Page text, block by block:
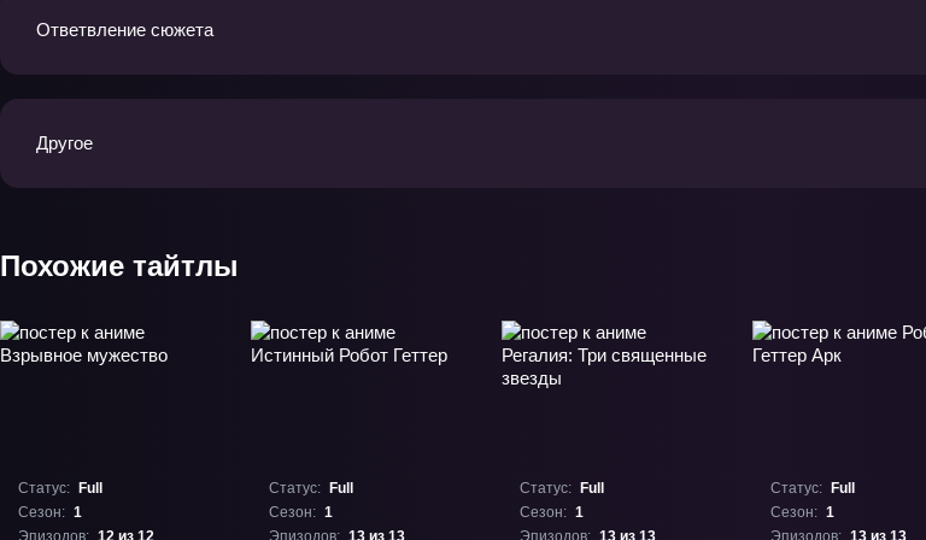
Ответвление сюжета
Другое
Похожие тайтлы
Статус:
Full
Сезон: 1
Статус:
Full
Сезон: 1
Статус:
Full
Сезон: 1
Статус:
Full
Сезон: 1